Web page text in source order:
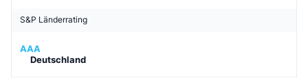
S&P Länderrating
AAA
Deutschland